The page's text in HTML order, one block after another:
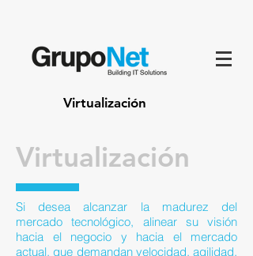
Virtualización
Virtualización
Si desea alcanzar la madurez del
mercado tecnológico, alinear su visión
hacia el negocio y hacia el mercado
actual, que demandan velocidad, agilidad,